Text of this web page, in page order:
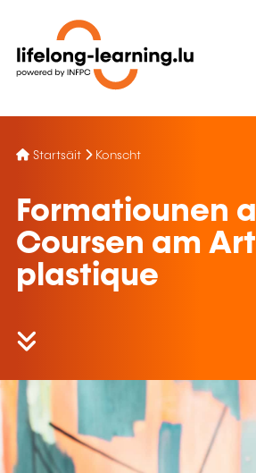
Startsäit Konscht
Formatiounen a
Coursen am Art
plastique